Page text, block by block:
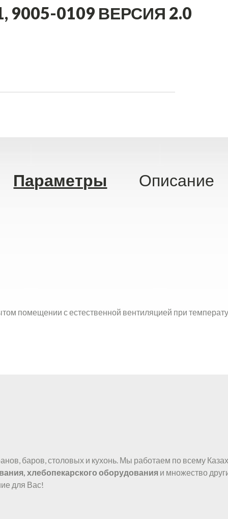
9005-0109 ВЕРСИЯ 2.0
Параметры Описание
помещении с естественной вентиляцией при
баров, столовых и кухонь. Мы работаем по всему
хлебопекарского оборудования и множество
для Вас!